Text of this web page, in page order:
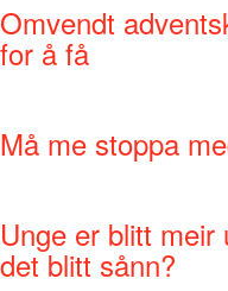
Omvendt
for å få
Må me stoppa
Unge er blitt
det blitt sånn?